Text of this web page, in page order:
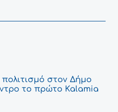
στον Δήμο
το πρώτο Kalamia